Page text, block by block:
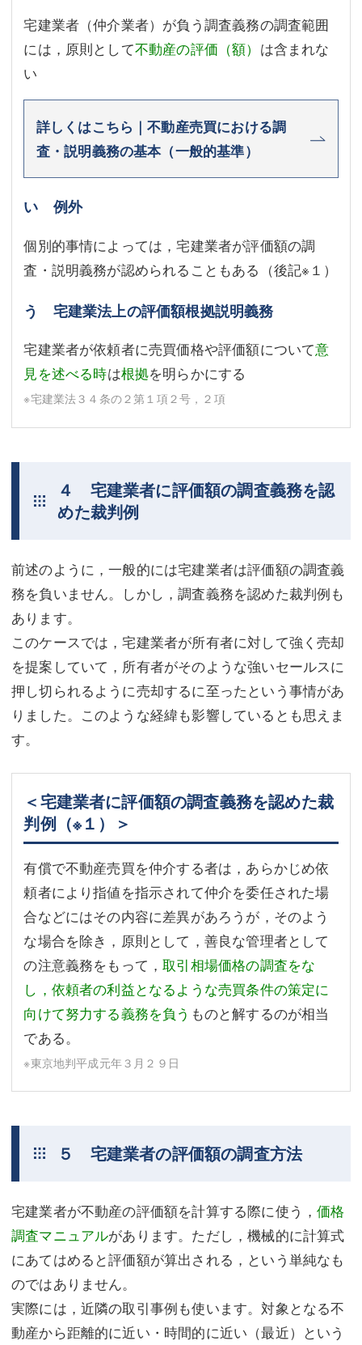
宅建業者（仲介業者）が負う調査義務の調査範囲
には，原則として不動産の評価（額） は含まれな
い
詳しくはこちら｜不動産売買における調
査・説明義務の基本（一般的基準）
い 例外
個別的事情によっては，宅建業者が評価額の調
査・説明義務が認められることもある（後記※１ ）
う 宅建業法上の評価額根拠説明義務
宅建業者が依頼者に売買価格や評価額について意
見を述べる時は根拠を明らかにする
※宅建業法３４条の２第１項２号，２項
４ 宅建業者に評価額の調査義務を認
めた裁判例
前述のように，一般的には宅建業者は評価額の調査義
務を負いません。しかし，調査義務を認めた裁判例も
あります。
このケースでは，宅建業者が所有者に対して強く売却
を提案していて，所有者がそのような強いセールスに
押し切られるように売却するに至ったという事情があ
りました。このような経緯も影響しているとも思えま
す。
＜宅建業者に評価額の調査義務を認めた裁
判例（※１） ＞
有償で不動産売買を仲介する者は，あらかじめ依
頼者により指値を指示されて仲介を委任された場
合などにはその内容に差異があろうが，そのよう
な場合を除き，原則として，善良な管理者として
の注意義務をもって，取引相場価格の調査をな
し，依頼者の利益となるような売買条件の策定に
向けて努力する義務を負う ものと解するのが相当
である。
※東京地判平成元年３月２９日
５ 宅建業者の評価額の調査方法
宅建業者が不動産の評価額を計算する際に使う，価格
調査マニュアルがあります。ただし，機械的に計算式
にあてはめると評価額が算出される，という単純なも
のではありません。
実際には，近隣の取引事例も使います。対象となる不
動産から距離的に近い・時間的に近い（最近）という